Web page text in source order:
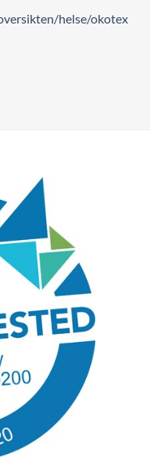
helse/okotex